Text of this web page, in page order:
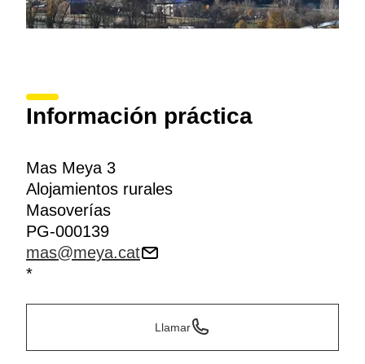
Información práctica
Mas Meya 3
Alojamientos rurales
Masoverías
PG-000139
mas@meya.cat
*
Llamar